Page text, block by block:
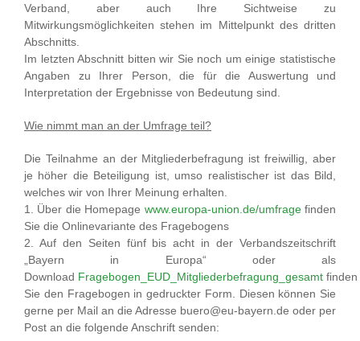
Verband, aber auch Ihre Sichtweise zu
Mitwirkungsmöglichkeiten stehen im Mittelpunkt des dritten
Abschnitts.
Im letzten Abschnitt bitten wir Sie noch um einige statistische
Angaben zu Ihrer Person, die für die Auswertung und
Interpretation der Ergebnisse von Bedeutung sind.
Wie nimmt man an der Umfrage teil?
Die Teilnahme an der Mitgliederbefragung ist freiwillig, aber
je höher die Beteiligung ist, umso realistischer ist das Bild,
welches wir von Ihrer Meinung erhalten.
1. Über die Homepage www.europa-union.de/umfragefinden
Sie die Onlinevariante des Fragebogens
2. Auf den Seiten fünf bis acht in der Verbandszeitschrift
„Bayern in Europa“ oder als
Download Fragebogen_EUD_Mitgliederbefragung_gesamt finden
Sie den Fragebogen in gedruckter Form. Diesen können Sie
gerne per Mail an die Adresse buero@eu-bayern.de oder per
Post an die folgende Anschrift senden: